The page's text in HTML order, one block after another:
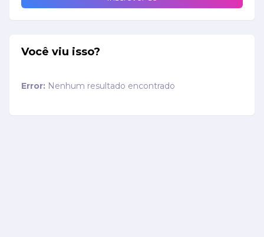
Você viu isso?
Error: Nenhum resultado encontrado